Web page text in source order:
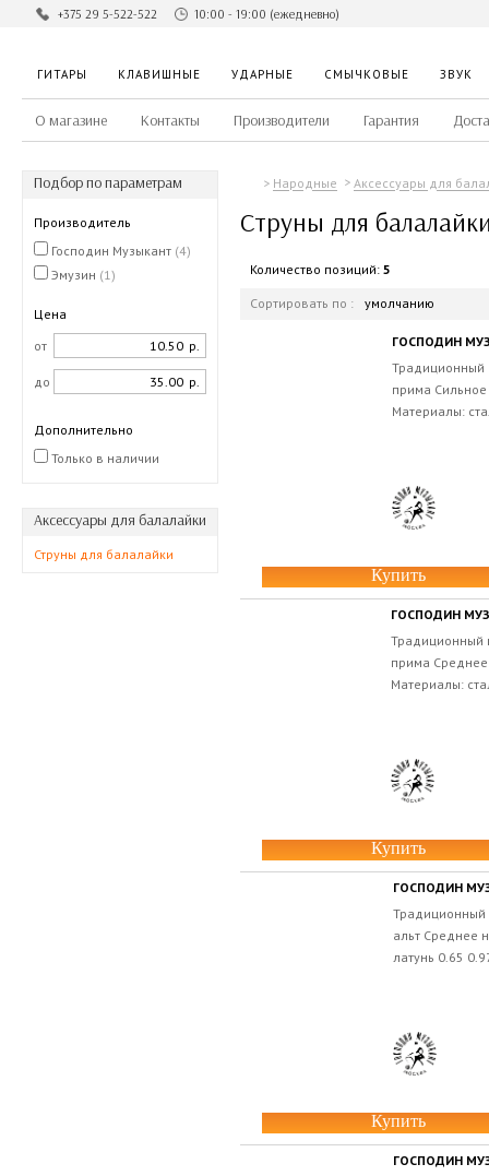
+375 29 5-522-522 10:00 - 19:00 (ежедневно)
ГИТАРЫ КЛАВИШНЫЕ УДАРНЫЕ СМЫЧКОВЫЕ ЗВУК
О магазине Контакты Производители Гарантия
Подбор по параметрам
Производитель
Господин Музыкант (4)
Эмузин (1)
Цена
от
р.
до р.
Дополнительно
Только в наличии
Аксессуары для балалайки
Струны для балалайки
Народные Аксессуары для
Струны для
Количество позиций: 5
Сортировать по : умолчанию
ГОСПОДИН
Традиционный
прима
Материалы:
Купить
ГОСПОДИН
Традиционный
прима
Материалы:
Купить
ГОСПОДИН
Традиционный
альт Среднее
латунь 0.65
Купить
ГОСПОДИН